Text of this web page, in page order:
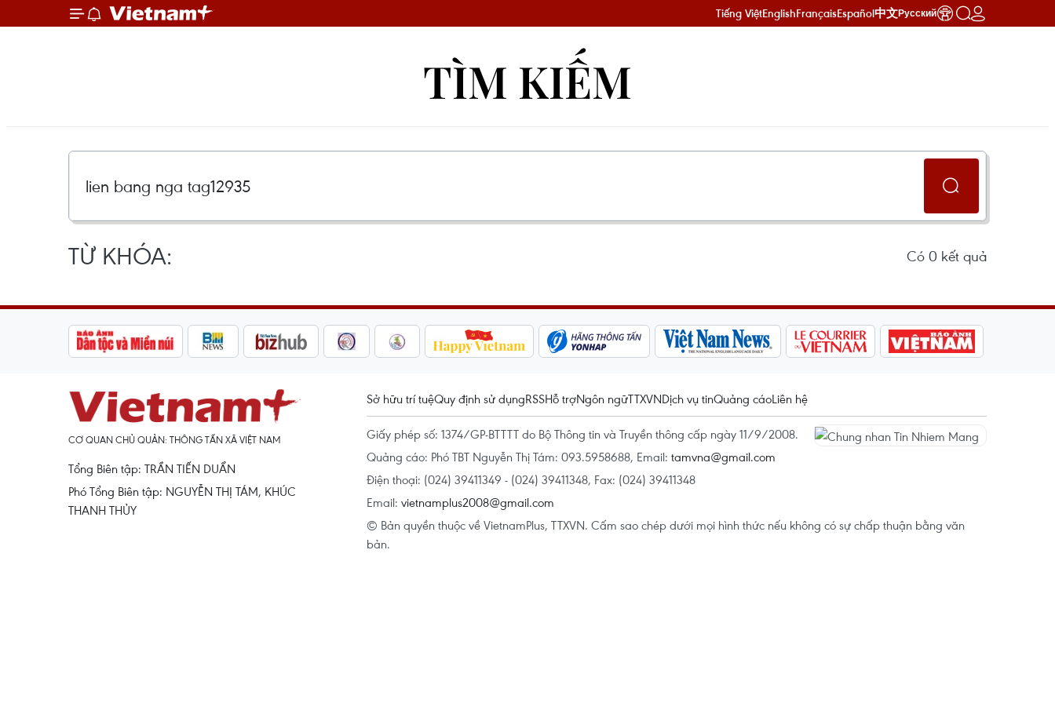
Tiếng ViệtEnglishFrançaisEspañol中文Русский
TÌM KIẾM
TỪ KHÓA: Có 0 kết quả
CƠ QUAN CHỦ QUẢN: THÔNG TẤN XÃ VIỆT NAM
Tổng Biên tập: TRẦN TIẾN DUẨN
Phó Tổng Biên tập: NGUYỄN THỊ TÁM, KHÚC
THANH THỦY
Sở hữu trí tuệQuy định sử dụngRSSHỗ trợNgôn ngữTTXVNDịch vụ tinQuảng cáoLiên hệ
Giấy phép số: 1374/GP-BTTTT do Bộ Thông tin và Truyền thông cấp ngày 11/9/2008.
Quảng cáo: Phó TBT Nguyễn Thị Tám: 093.5958688, Email: tamvna@gmail.com
Điện thoại: (024) 39411349 - (024) 39411348, Fax: (024) 39411348
Email: vietnamplus2008@gmail.com
© Bản quyền thuộc về VietnamPlus, TTXVN. Cấm sao chép dưới mọi hình thức nếu không có sự chấp thuận bằng văn
bản.